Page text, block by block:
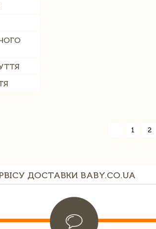
1 2
ДОСТАВКИ BABY.CO.UA